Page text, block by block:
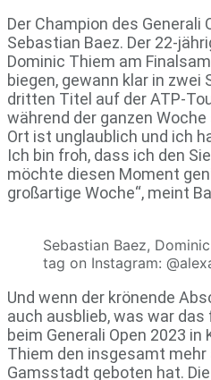
Der Champion des Generali
Sebastian Baez. Der 22-
Dominic Thiem am
biegen, gewann klar in zwei
dritten Titel auf der ATP-
während der ganzen
Ort ist unglaublich und ich
Ich bin froh, dass ich den
möchte diesen Moment
großartige Woche“, meint
Sebastian Baez,
tag on Instagram:
Und wenn der krönende
auch ausblieb, was war
beim Generali Open 2023 in
Thiem den insgesamt mehr
Gamsstadt geboten hat.